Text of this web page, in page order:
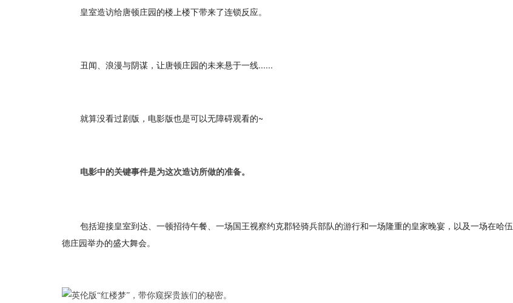
皇室造访给唐顿庄园的楼上楼下带来了连锁反应。
丑闻、浪漫与阴谋，让唐顿庄园的未来悬于一线......
就算没看过剧版，电影版也是可以无障碍观看的~
电影中的关键事件是为这次造访所做的准备。
包括迎接皇室到达、一顿招待午餐、一场国王视察约克郡轻骑兵部队的游行和一场隆重的皇家晚宴，以及一场在哈伍
德庄园举办的盛大舞会。